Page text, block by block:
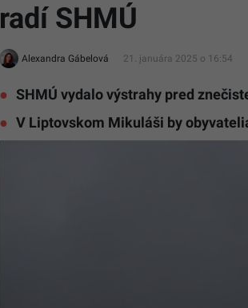
radí SHMÚ
Alexandra Gábelová 21. januára 2025 o 16:54
SHMÚ vydalo výstrahy pred
V Liptovskom Mikuláši by